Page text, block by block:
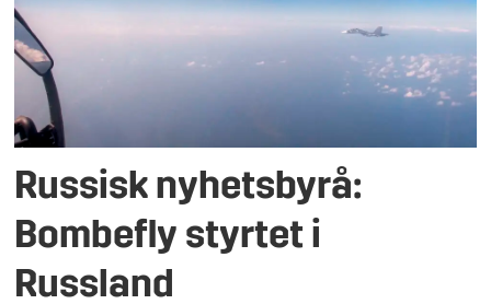
Russisk nyhetsbyrå:
Bombefly styrtet i
Russland